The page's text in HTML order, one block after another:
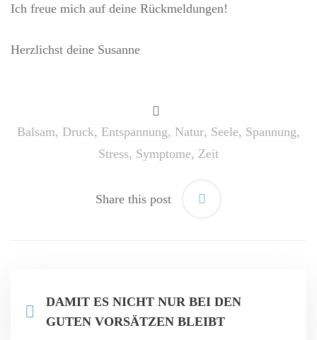
Ich freue mich auf deine Rückmeldungen!
Herzlichst deine Susanne
Balsam, Druck, Entspannung, Natur, Seele, Spannung,
Stress, Symptome, Zeit
Share this post
DAMIT ES NICHT NUR BEI DEN
GUTEN VORSÄTZEN BLEIBT